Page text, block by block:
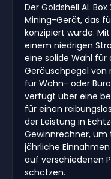
Der Goldshell AL
Mining-Gerät, das
konzipiert wurde.
einem niedrigen
eine solide Wahl für
Geräuschpegel von
für Wohn- oder
verfügt über eine
für einen
der Leistung in
Gewinnrechner,
jährliche
auf verschiedenen
schätzen.